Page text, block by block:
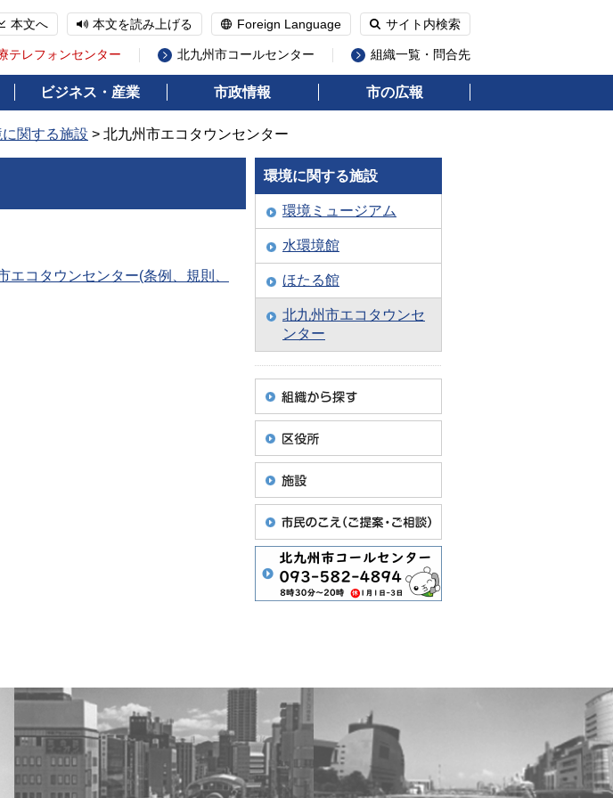
本文へ 本文を読み上げる Foreign Language サイト内検索
テレフォンセンター 北九州市コールセンター 組織一覧・問合先
ビジネス・産業 市政情報 市の広報
関する施設 > 北九州市エコタウンセンター
エコタウンセンター(条例、規則、
環境に関する施設
環境ミュージアム
水環境館
ほたる館
北九州市エコタウンセ
ンター